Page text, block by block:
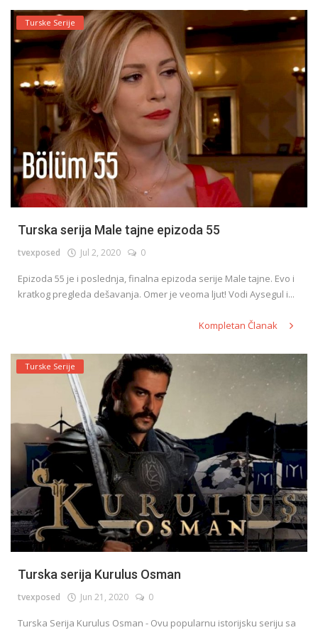
Turske Serije
Turska serija Male tajne epizoda 55
tvexposed Jul 2, 2020 0
Epizoda 55 je i poslednja, finalna epizoda serije Male tajne. Evo i
kratkog pregleda dešavanja. Omer je veoma ljut! Vodi Aysegul i...
Kompletan Članak
Turske Serije
Turska serija Kurulus Osman
tvexposed Jun 21, 2020 0
Turska Serija Kurulus Osman - Ovu popularnu istorijsku seriju sa